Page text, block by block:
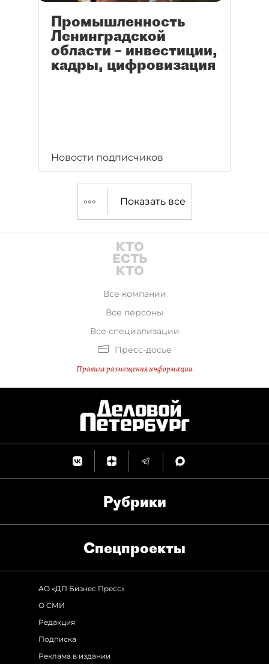
Промышленность
Ленинградской
области – инвестиции,
кадры, цифровизация
Новости подписчиков
Показать все
Все компании
Все персоны
Все специализации
Пресс-досье
Правила размещения информации
Рубрики
Спец­проекты
АО «ДП Бизнес Пресс»
О СМИ
Редакция
Подписка
Реклама в издании